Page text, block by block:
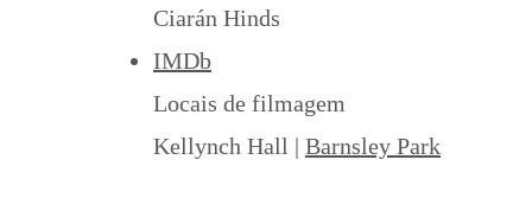
Ciarán Hinds
IMDb
Locais de filmagem
Kellynch Hall | Barnsley Park